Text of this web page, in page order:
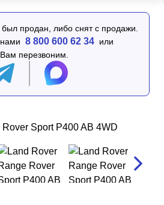
продан, либо снят с продажи.
8 800 600 62 34 или
перезвоним.